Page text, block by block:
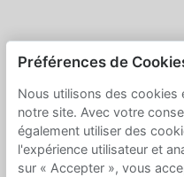
Préférences de
Nous utilisons des cookies
notre site. Avec votre
également utiliser des
l'expérience utilisateur et
sur « Accepter », vous